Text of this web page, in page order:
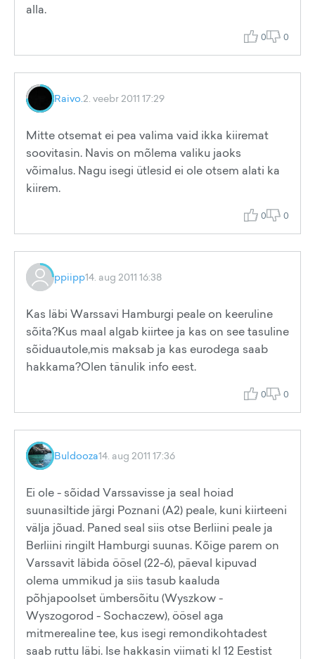
alla.
0 0
Raivo.2. veebr 2011 17:29
Mitte otsemat ei pea valima vaid ikka kiiremat
soovitasin. Navis on mõlema valiku jaoks
võimalus. Nagu isegi ütlesid ei ole otsem alati ka
kiirem.
0 0
ppiipp14. aug 2011 16:38
Kas läbi Warssavi Hamburgi peale on keeruline
sõita?Kus maal algab kiirtee ja kas on see tasuline
sõiduautole,mis maksab ja kas eurodega saab
hakkama?Olen tänulik info eest.
0 0
Buldooza14. aug 2011 17:36
Ei ole - sõidad Varssavisse ja seal hoiad
suunasiltide järgi Poznani (A2) peale, kuni kiirteeni
välja jõuad. Paned seal siis otse Berliini peale ja
Berliini ringilt Hamburgi suunas. Kõige parem on
Varssavit läbida öösel (22-6), päeval kipuvad
olema ummikud ja siis tasub kaaluda
põhjapoolset ümbersõitu (Wyszkow -
Wyszogorod - Sochaczew), öösel aga
mitmerealine tee, kus isegi remondikohtadest
saab ruttu läbi. Ise hakkasin viimati kl 12 Eestist